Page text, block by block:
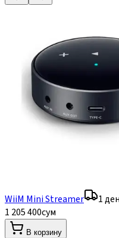
WiiM Mini Streamer
1
1 205 400сум
В корзину